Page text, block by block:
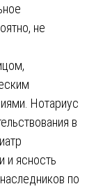
не
Нотариус
в
и ясность
по